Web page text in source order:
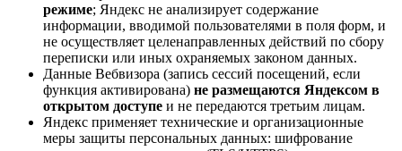
режиме; Яндекс не анализирует содержание
информации, вводимой пользователями в поля форм, и
не осуществляет целенаправленных действий по сбору
переписки или иных охраняемых законом данных.
Данные Вебвизора (запись сессий посещений, если
функция активирована) не размещаются Яндексом в
открытом доступе и не передаются третьим лицам.
Яндекс применяет технические и организационные
меры защиты персональных данных: шифрование